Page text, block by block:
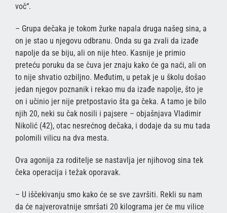
voč“.
– Grupa dečaka je tokom žurke napala druga našeg sina, a
on je stao u njegovu odbranu. Onda su ga zvali da izađe
napolje da se biju, ali on nije hteo. Kasnije je primio
preteću poruku da se čuva jer znaju kako će ga naći, ali on
to nije shvatio ozbiljno. Međutim, u petak je u školu došao
jedan njegov poznanik i rekao mu da izađe napolje, što je
on i učinio jer nije pretpostavio šta ga čeka. A tamo je bilo
njih 20, neki su čak nosili i pajsere – objašnjava Vladimir
Nikolić (42), otac nesrećnog dečaka, i dodaje da su mu tada
polomili vilicu na dva mesta.
Ova agonija za roditelje se nastavlja jer njihovog sina tek
čeka operacija i težak oporavak.
– U iščekivanju smo kako će se sve završiti. Rekli su nam
da će najverovatnije smršati 20 kilograma jer će mu vilice